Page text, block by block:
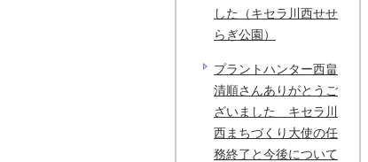
した（キセラ川西せせ
らぎ公園）
プラントハンター西畠
清順さんありがとうご
ざいました キセラ川
西まちづくり大使の任
務終了と今後について